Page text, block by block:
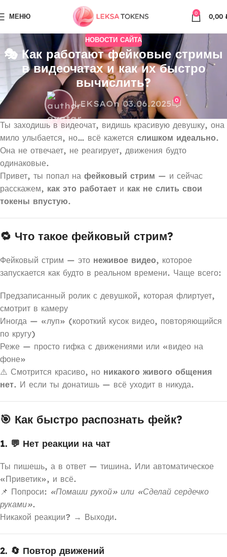
МЕНЮ 0 0,00
НОВОСТИ САЙТА
🎭 Как работают фейковые стримы
в видеочатах и как их быстро
вычислить?
LEKSAOn 03.06.2025 0
Ты заходишь в видеочат, видишь красивую девушку, она
мило улыбается, но… всё кажется слишком идеально.
Она не отвечает, не реагирует, движения будто
одинаковые.
Привет, ты попал на фейковый стрим — и сейчас
расскажем, как это работает и как не слить свои
токены впустую.
🔁 Что такое фейковый стрим?
Фейковый стрим — это неживое видео, которое
запускается как будто в реальном времени. Чаще всего:
Предзаписанный ролик с девушкой, которая флиртует,
смотрит в камеру
Иногда — «луп» (короткий кусок видео, повторяющийся
по кругу)
Реже — просто гифка с движениями или «видео на
фоне»
⚠️ Смотрится красиво, но никакого живого общения
нет. И если ты донатишь — всё уходит в никуда.
🎯 Как быстро распознать фейк?
1. 💬 Нет реакции на чат
Ты пишешь, а в ответ — тишина. Или автоматическое
«Приветик», и всё.
📌 Попроси: «Помаши рукой» или «Сделай сердечко
руками».
Никакой реакции? → Выходи.
2. 🔄 Повтор движений